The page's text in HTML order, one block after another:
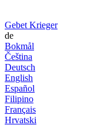
Gebet Krieger
de
Bokmål
Čeština
Deutsch
English
Español
Filipino
Français
Hrvatski